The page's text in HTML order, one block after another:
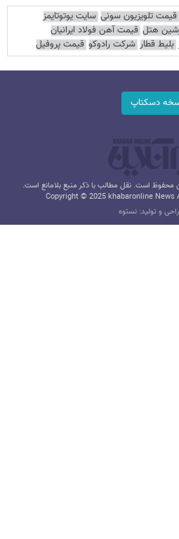
قیمت تلویزیون سونی سایت یوتوتایمز
هتل قیمت آهن فولاد ایرانیان
بلیط قطار شرکت رادوکو قیمت پروفیل
دسکتاپ
محفوظ است. نقل مطالب با ذکر منبع بلامانع است.
Copyright © 2025 khabaronline News
و تولید: نستوه